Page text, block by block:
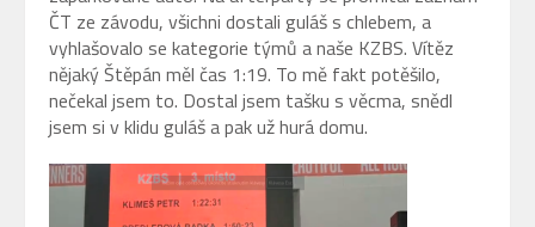
ČT ze závodu, všichni dostali guláš s chlebem, a
vyhlašovalo se kategorie týmů a naše KZBS. Vítěz
nějaký Štěpán měl čas 1:19. To mě fakt potěšilo,
nečekal jsem to. Dostal jsem tašku s věcma, snědl
jsem si v klidu guláš a pak už hurá domu.